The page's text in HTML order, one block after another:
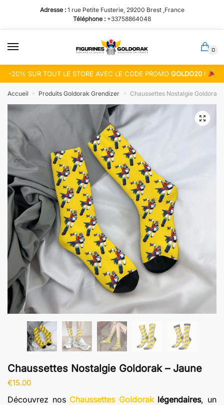
la
navigation
contenu
Adresse : 1 rue Petite Fusterie, 29200 Brest ,France
Téléphone : +33758864048
0
-20% SUR TOUT LE STORE AVEC LE CODE PROMOGOLDO20 !
Accueil » Produits Goldorak Grendizer » Chaussettes Nostalgie Goldorak
Chaussettes Nostalgie Goldorak – Jaune
€15.00
Découvrez nos Chaussettes Goldoraklégendaires, un